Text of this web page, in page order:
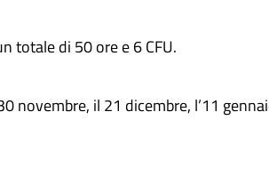
totale di 50 ore e 6 CFU.
novembre, il 21 dicembre, l’11